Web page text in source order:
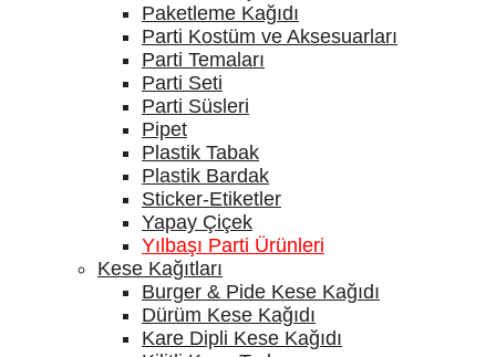
Paketleme Kağıdı
Parti Kostüm ve Aksesuarları
Parti Temaları
Parti Seti
Parti Süsleri
Pipet
Plastik Tabak
Plastik Bardak
Sticker-Etiketler
Yapay Çiçek
Yılbaşı Parti Ürünleri
Kese Kağıtları
Burger & Pide Kese Kağıdı
Dürüm Kese Kağıdı
Kare Dipli Kese Kağıdı